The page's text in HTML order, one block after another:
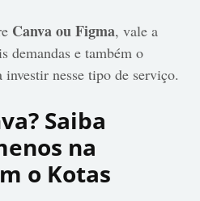
Canva ou Figma, vale a
demandas e também o
nesse tipo de serviço.
Saiba
na
o Kotas